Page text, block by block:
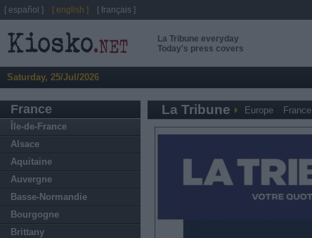
La Tribune everyday
Today's press covers
Saturday, 25/Jul/2026
France
Île-de-France
Alsace
Aquitaine
Auvergne
Basse-Normandie
Bourgogne
Brittany
La Tribune Europe France
[ español ] [ english ] [ français ]